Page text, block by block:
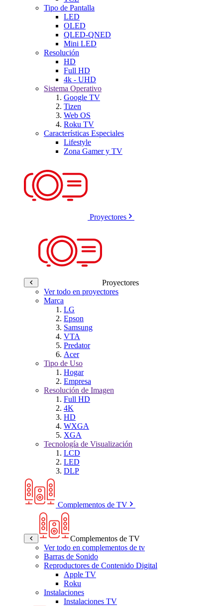
Tipo de Pantalla
LED
OLED
QLED-QNED
Mini LED
Resolución
HD
Full HD
4k - UHD
Sistema Operativo
Google TV
Tizen
Web OS
Roku TV
Características Especiales
Lifestyle
Zona Gamer y TV
Proyectores
Proyectores
Ver todo en proyectores
Marca
LG
Epson
Samsung
VTA
Predator
Acer
Tipo de Uso
Hogar
Empresa
Resolución de Imagen
Full HD
4K
HD
WXGA
XGA
Tecnología de Visualización
LCD
LED
DLP
Complementos de TV
Complementos de TV
Ver todo en complementos de tv
Barras de Sonido
Reproductores de Contenido Digital
Apple TV
Roku
Instalaciones
Instalaciones TV